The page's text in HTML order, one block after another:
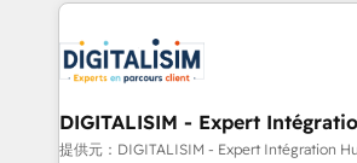
team of 25+ experts Contact us today to help you
get more from your investment in
Implementation partner, we provide
drive your business forward. Since 2015 we are fully
dedicated to HubSpot and with an
team (50+), we work with reputable
DIGITALISIM - Expert
提供元：DIGITALISIM - Expert Intégration